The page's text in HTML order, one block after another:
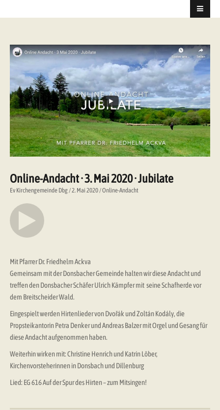
Online-Andacht · 3. Mai 2020 · Jubilate
Ev Kirchengemeinde Dbg 2. Mai 2020 Online-Andacht
Mit Pfarrer Dr. Friedhelm Ackva
Gemeinsam mit der Donsbacher Gemeinde halten wir diese Andacht und
treffen den Donsbacher Schäfer Ulrich Kämpfer mit seine Schafherde vor
dem Breitscheider Wald.
Eingespielt werden Hirtenlieder von Dvořák und Zoltán Kodály, die
Propsteikantorin Petra Denker und Andreas Balzer mit Orgel und Gesang für
diese Andacht aufgenommen haben.
Weiterhin wirken mit: Christine Henrich und Katrin Löber,
Kirchenvorsteherinnen in Donsbach und Dillenburg
Lied: EG 616 Auf der Spur des Hirten – zum Mitsingen!